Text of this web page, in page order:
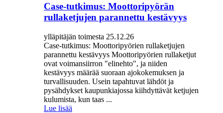
Case-tutkimus: Moottoripyörän
rullaketjujen parannettu kestävyys
ylläpitäjän toimesta 25.12.26
Case-tutkimus: Moottoripyörien rullaketjujen
parannettu kestävyys Moottoripyörien rullaketjut
ovat voimansiirron "elinehto", ja niiden
kestävyys määrää suoraan ajokokemuksen ja
turvallisuuden. Usein tapahtuvat lähdöt ja
pysähdykset kaupunkiajossa kiihdyttävät ketjujen
kulumista, kun taas ...
Lue lisää